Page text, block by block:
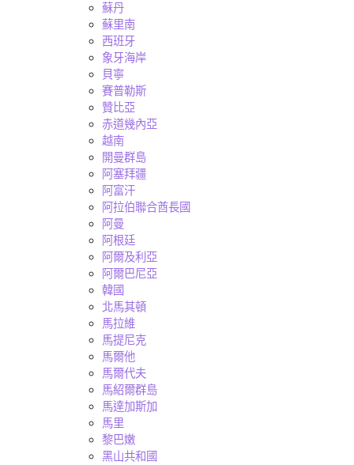
蘇丹
蘇里南
西班牙
象牙海岸
貝寧
賽普勒斯
贊比亞
赤道幾內亞
越南
開曼群島
阿塞拜疆
阿富汗
阿拉伯聯合酋長國
阿曼
阿根廷
阿爾及利亞
阿爾巴尼亞
韓國
北馬其頓
馬拉維
馬提尼克
馬爾他
馬爾代夫
馬紹爾群島
馬達加斯加
馬里
黎巴嫩
黑山共和國